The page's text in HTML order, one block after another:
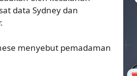
data Sydney dan
menyebut pemadaman